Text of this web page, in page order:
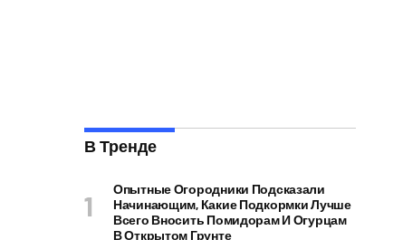
В Тренде
Опытные Огородники Подсказали
Начинающим, Какие Подкормки Лучше
Всего Вносить Помидорам И Огурцам
В Открытом Грунте